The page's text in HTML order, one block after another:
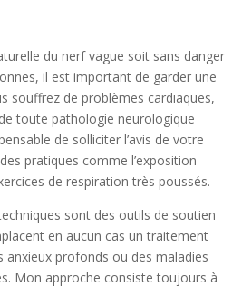
du nerf vague soit sans danger
il est important de garder une
souffrez de problèmes cardiaques,
toute pathologie neurologique
de solliciter l’avis de votre
pratiques comme l’exposition
de respiration très poussés.
sont des outils de soutien
en aucun cas un traitement
anxieux profonds ou des maladies
Mon approche consiste toujours à